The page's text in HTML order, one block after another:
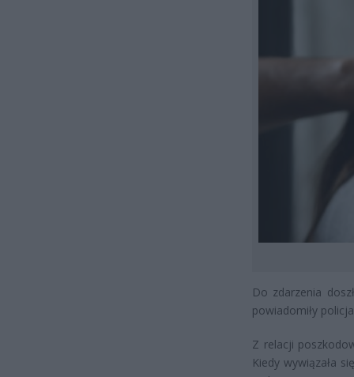
Do zdarzenia
powiadomiły
Z relacji
Kiedy wywiązała